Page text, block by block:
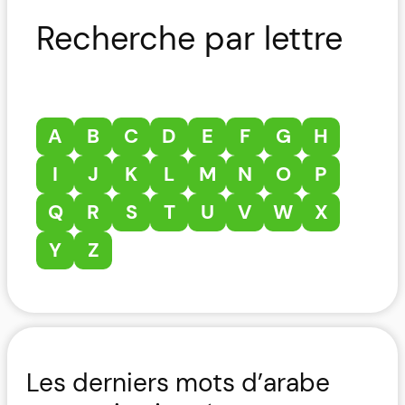
Recherche par lettre
A B C D E F G
H
I
J K L M N O
P
Q
R S T U V W
X
Y
Z
Les derniers mots d’arabe